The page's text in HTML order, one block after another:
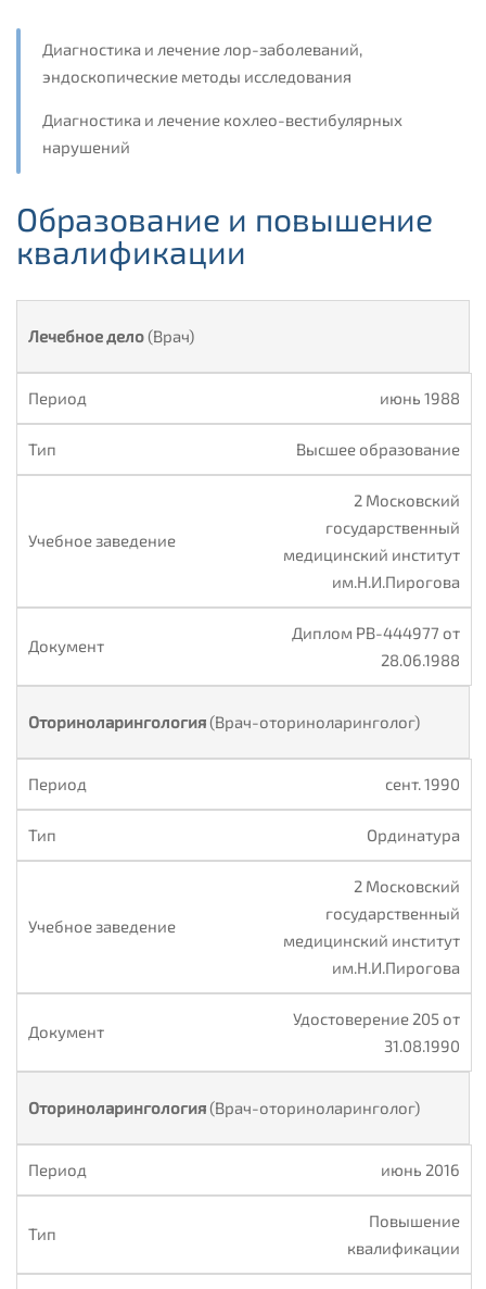
Диагностика и лечение лор-заболеваний,
эндоскопические методы исследования
Диагностика и лечение кохлео-вестибулярных
нарушений
Образование и повышение
квалификации
Лечебное дело(Врач)
июнь 1988
Высшее образование
2 Московский
государственный
медицинский институт
им.Н.И.Пирогова
Диплом РВ-444977 от
28.06.1988
Оториноларингология(Врач-оториноларинголог)
сент. 1990
Ординатура
2 Московский
государственный
медицинский институт
им.Н.И.Пирогова
Удостоверение 205 от
31.08.1990
Оториноларингология(Врач-оториноларинголог)
июнь 2016
Повышение
квалификации